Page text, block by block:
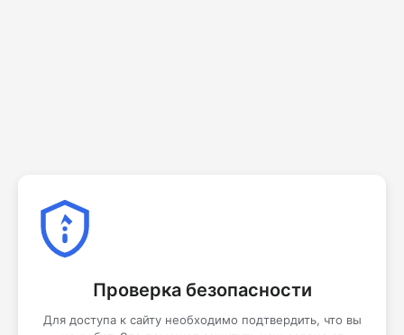
Проверка безопасности
Для доступа к сайту необходимо подтвердить, что вы